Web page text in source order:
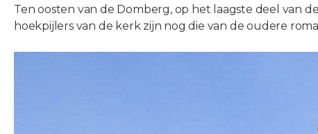
Ten oosten van de Domberg, op het laagste deel van
hoekpijlers van de kerk zijn nog die van de oudere